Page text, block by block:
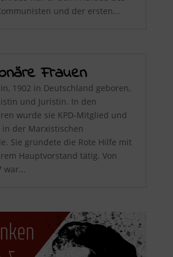
und der ersten...
Frauen
1902 in Deutschland geboren,
und Juristin. In den
wurde sie KPD-Mitglied und
der Marxistischen
Sie gründete die Rote Hilfe mit
Hauptvorstand tätig. Von
war...